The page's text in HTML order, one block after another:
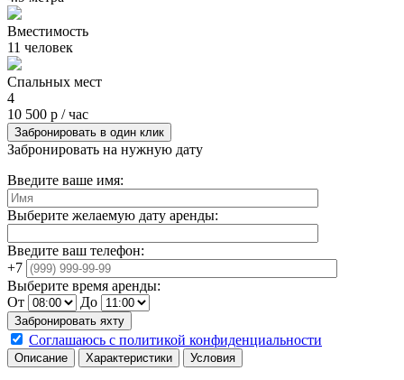
Вместимость
11 человек
Спальных мест
4
10 500 р / час
Забронировать в один клик
Забронировать на нужную дату
Введите ваше имя:
Выберите желаемую дату аренды:
Введите ваш телефон:
+7
Выберите время аренды:
От
До
Соглашаюсь с политикой конфиденциальности
Описание Характеристики Условия